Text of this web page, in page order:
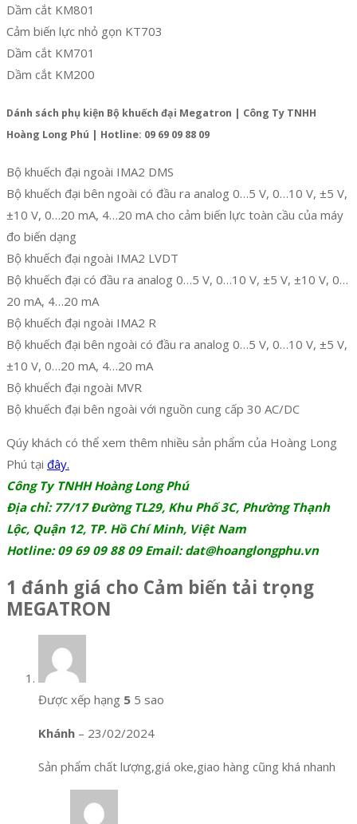
Dầm cắt KM801
Cảm biến lực nhỏ gọn KT703
Dầm cắt KM701
Dầm cắt KM200
Dánh sách phụ kiện Bộ khuếch đại Megatron | Công Ty TNHH
Hoàng Long Phú | Hotline: 09 69 09 88 09
Bộ khuếch đại ngoài IMA2 DMS
Bộ khuếch đại bên ngoài có đầu ra analog 0…5 V, 0…10 V, ±5 V,
±10 V, 0…20 mA, 4…20 mA cho cảm biến lực toàn cầu của máy
đo biến dạng
Bộ khuếch đại ngoài IMA2 LVDT
Bộ khuếch đại có đầu ra analog 0…5 V, 0…10 V, ±5 V, ±10 V, 0…
20 mA, 4…20 mA
Bộ khuếch đại ngoài IMA2 R
Bộ khuếch đại bên ngoài có đầu ra analog 0…5 V, 0…10 V, ±5 V,
±10 V, 0…20 mA, 4…20 mA
Bộ khuếch đại ngoài MVR
Bộ khuếch đại bên ngoài với nguồn cung cấp 30 AC/DC
Qúy khách có thể xem thêm nhiều sản phẩm của Hoàng Long
Phú tại đây.
Công Ty TNHH Hoàng Long Phú
Địa chỉ: 77/17 Đường TL29, Khu Phố 3C, Phường Thạnh
Lộc, Quận 12, TP. Hồ Chí Minh, Việt Nam
Hotline: 09 69 09 88 09 Email: dat@hoanglongphu.vn
1 đánh giá cho Cảm biến tải trọng
MEGATRON
Được xếp hạng 5 5 sao
Khánh – 23/02/2024
Sản phẩm chất lượng,giá oke,giao hàng cũng khá nhanh